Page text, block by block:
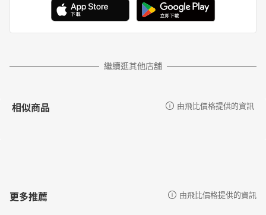
繼續逛其他店舖
相似商品 由飛比價格提供的資訊
更多推薦 由飛比價格提供的資訊